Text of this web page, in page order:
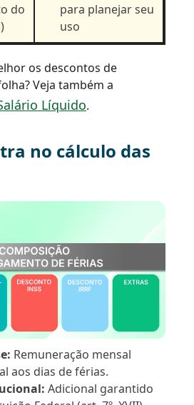
do
para planejar seu
uso
os descontos de
Veja também a
Líquido.
no cálculo das
Remuneração mensal
aos dias de férias.
Adicional garantido